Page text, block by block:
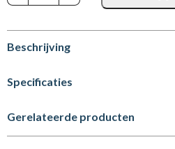
Beschrijving
Specificaties
Gerelateerde producten